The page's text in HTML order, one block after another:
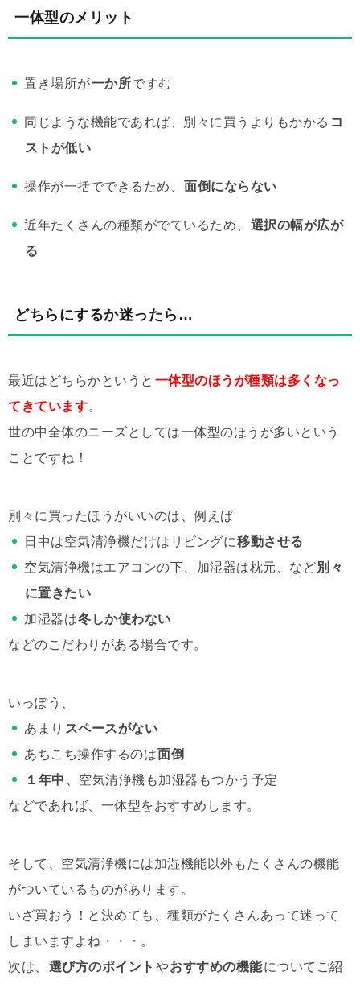
一体型のメリット
置き場所が一か所ですむ
同じような機能であれば、別々に買うよりもかかる コ
ストが低い
操作が一括でできるため、 面倒にならない
近年たくさんの種類がでているため、 選択の幅が広が
る
どちらにするか迷ったら…
最近はどちらかというと 一体型のほうが種類は多くなっ
てきています。
世の中全体のニーズとしては一体型のほうが多いという
ことですね！
別々に買ったほうがいいのは、例えば
日中は空気清浄機だけはリビングに 移動させる
空気清浄機はエアコンの下、加湿器は枕元、など別々
に置きたい
加湿器は冬しか使わない
などのこだわりがある場合です。
いっぽう、
あまり スペースがない
あちこち操作するのは面倒
１年中
、空気清浄機も加湿器もつかう予定
などであれば、一体型をおすすめします。
そして、空気清浄機には加湿機能以外もたくさんの機能
がついているものがあります。
いざ買おう！と決めても、種類がたくさんあって迷って
しまいますよね・・・。
次は、 選び方のポイント やおすすめの機能についてご紹